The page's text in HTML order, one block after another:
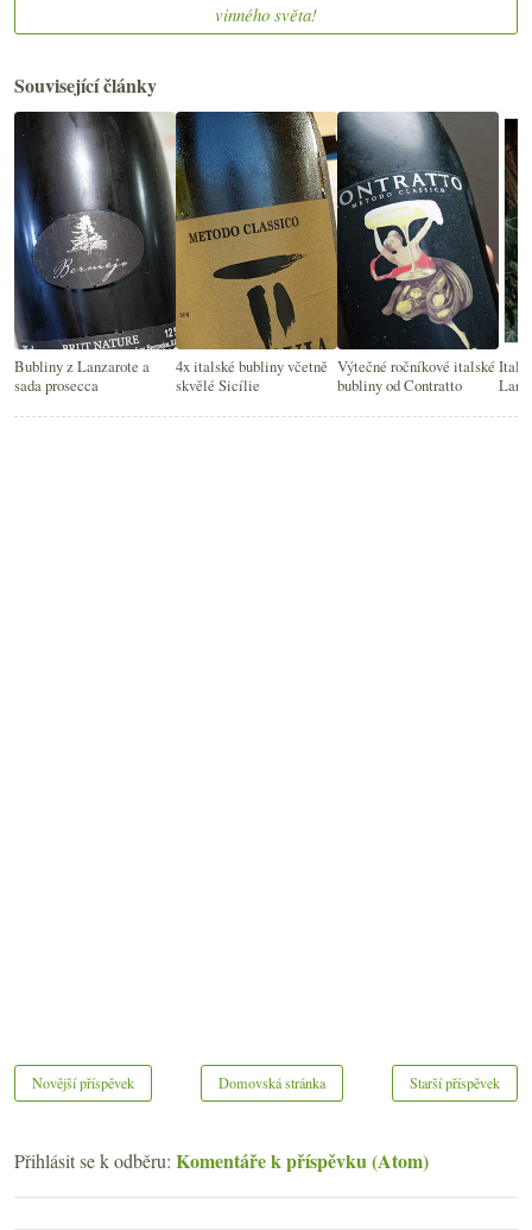
vinného světa!
Související články
Bubliny z Lanzarote a
sada prosecca
4x italské bubliny včetně
skvělé Sicílie
Výtečné ročníkové italské
bubliny od Contratto
Novější příspěvek Starší příspěvek
Domovská stránka
Přihlásit se k odběru: Komentáře k příspěvku (Atom)